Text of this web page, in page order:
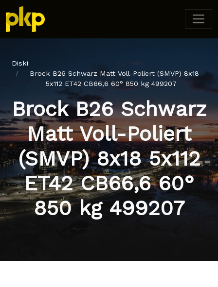
Diski
Brock B26 Schwarz Matt Voll-Poliert (SMVP) 8x18
5x112 ET42 CB66,6 60° 850 kg 499207
Brock B26 Schwarz
Matt Voll-Poliert
(SMVP) 8x18 5x112
ET42 CB66,6 60°
850 kg 499207